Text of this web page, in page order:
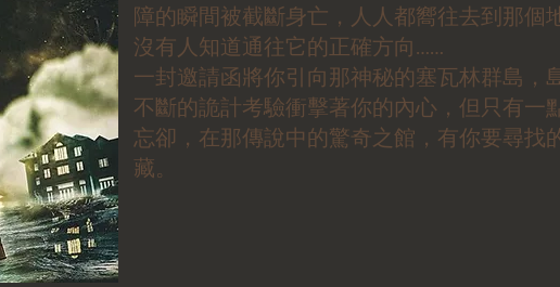
障的瞬間被截斷身亡，人人都嚮往去到那個
沒有人知道通往它的正確方向……
一封邀請函將你引向那神秘的塞瓦林群島，
不斷的詭計考驗衝擊著你的內心，但只有一
忘卻，在那傳說中的驚奇之館，有你要尋找
藏。